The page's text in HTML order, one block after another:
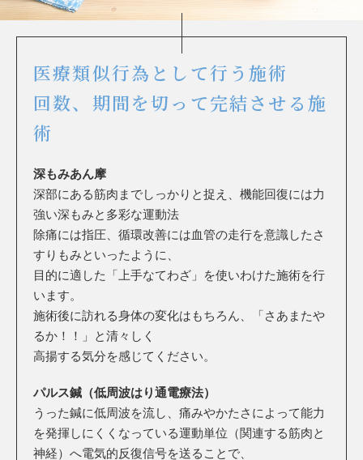
医療類似行為として行う施術
回数、期間を切って完結させる施
術
深もみあん摩
深部にある筋肉までしっかりと捉え、機能回復には力
強い深もみと多彩な運動法
除痛には指圧、循環改善には血管の走行を意識したさ
すりもみといったように、
目的に適した「上手なてわざ」を使いわけた施術を行
います。
施術後に訪れる身体の変化はもちろん、「さあまたや
るか！！」と清々しく
高揚する気分を感じてください。
パルス鍼（低周波はり通電療法）
うった鍼に低周波を流し、痛みやかたさによって能力
を発揮しにくくなっている運動単位（関連する筋肉と
神経）へ電気的反復信号を送ることで、